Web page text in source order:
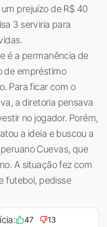
prejuízo de R$ 40
3 serviria para
é a permanência de
de empréstimo
Para ficar com o
a diretoria pensava
no jogador. Porém,
a ideia e buscou a
Cuevas, que
A situação fez com
futebol, pedisse
47 13